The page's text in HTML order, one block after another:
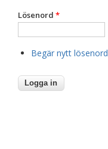
Lösenord *
Begär nytt lösenord